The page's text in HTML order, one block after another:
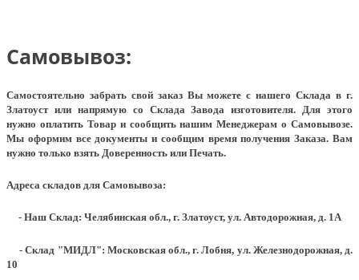
Самовывоз:
Самостоятельно забрать свой заказ Вы можете с нашего Склада в г.
Златоуст или напрямую со Склада Завода изготовителя. Для этого
нужно оплатить Товар и сообщить нашим Менеджерам о Самовывозе.
Мы оформим все документы и сообщим время получения Заказа. Вам
нужно только взять Доверенность или Печать.
Адреса складов для Самовывоза:
- Наш Склад: Челябинская обл., г. Златоуст, ул. Автодорожная, д. 1А
- Склад "МИДЛ": Московская обл., г. Лобня, ул. Железнодорожная, д.
10